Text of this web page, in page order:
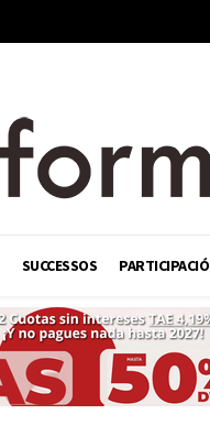
SUCCESSOS PARTICIPACIÓ